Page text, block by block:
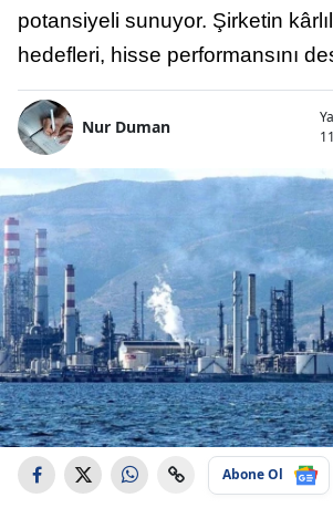
potansiyeli sunuyor. Şirketin
hedefleri, hisse performansını
Nur Duman
Abone Ol